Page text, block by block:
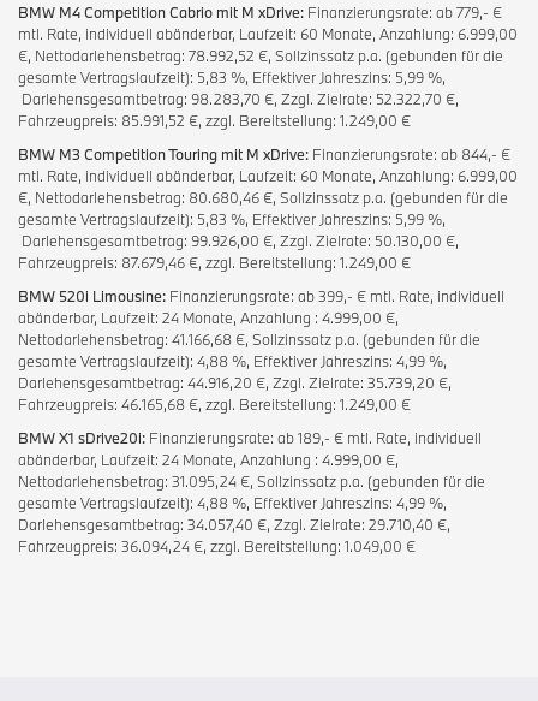
BMW M4 Competition Cabrio mit M xDrive: Finanzierungsrate: ab 779,- €
mtl. Rate, individuell abänderbar, Laufzeit: 60 Monate, Anzahlung: 6.999,00
€, Nettodarlehensbetrag: 78.992,52 €, Sollzinssatz p.a. (gebunden für die
gesamte Vertragslaufzeit): 5,83 %, Effektiver Jahreszins: 5,99 %,
Darlehensgesamtbetrag: 98.283,70 €, Zzgl. Zielrate: 52.322,70 €,
Fahrzeugpreis: 85.991,52 €, zzgl. Bereitstellung: 1.249,00 €
BMW M3 Competition Touring mit M xDrive: Finanzierungsrate: ab 844,- €
mtl. Rate, individuell abänderbar, Laufzeit: 60 Monate, Anzahlung: 6.999,00
€, Nettodarlehensbetrag: 80.680,46 €, Sollzinssatz p.a. (gebunden für die
gesamte Vertragslaufzeit): 5,83 %, Effektiver Jahreszins: 5,99 %,
Darlehensgesamtbetrag: 99.926,00 €, Zzgl. Zielrate: 50.130,00 €,
Fahrzeugpreis: 87.679,46 €, zzgl. Bereitstellung: 1.249,00 €
BMW 520i Limousine: Finanzierungsrate: ab 399,- € mtl. Rate, individuell
abänderbar, Laufzeit: 24 Monate, Anzahlung : 4.999,00 €,
Nettodarlehensbetrag: 41.166,68 €, Sollzinssatz p.a. (gebunden für die
gesamte Vertragslaufzeit): 4,88 %, Effektiver Jahreszins: 4,99 %,
Darlehensgesamtbetrag: 44.916,20 €, Zzgl. Zielrate: 35.739,20 €,
Fahrzeugpreis: 46.165,68 €, zzgl. Bereitstellung: 1.249,00 €
BMW X1 sDrive20i: Finanzierungsrate: ab 189,- € mtl. Rate, individuell
abänderbar, Laufzeit: 24 Monate, Anzahlung : 4.999,00 €,
Nettodarlehensbetrag: 31.095,24 €, Sollzinssatz p.a. (gebunden für die
gesamte Vertragslaufzeit): 4,88 %, Effektiver Jahreszins: 4,99 %,
Darlehensgesamtbetrag: 34.057,40 €, Zzgl. Zielrate: 29.710,40 €,
Fahrzeugpreis: 36.094,24 €, zzgl. Bereitstellung: 1.049,00 €